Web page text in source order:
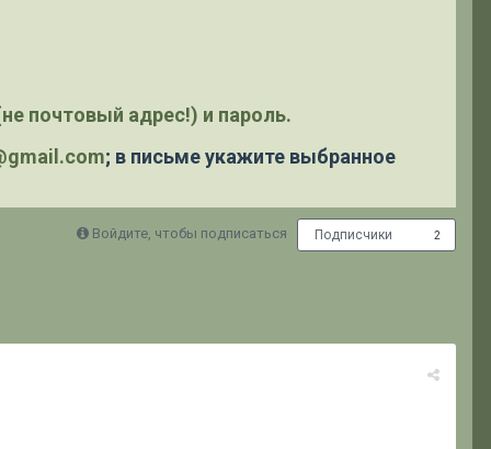
почтовый адрес!) и пароль.
; в письме укажите выбранное
Войдите, чтобы подписаться Подписчики 2